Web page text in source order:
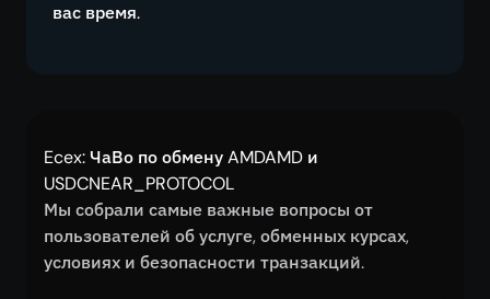
вас время.
Ecex: ЧаВо по обмену AMDAMD и
USDCNEAR_PROTOCOL
Мы собрали самые важные вопросы от
пользователей об услуге, обменных курсах,
условиях и безопасности транзакций.